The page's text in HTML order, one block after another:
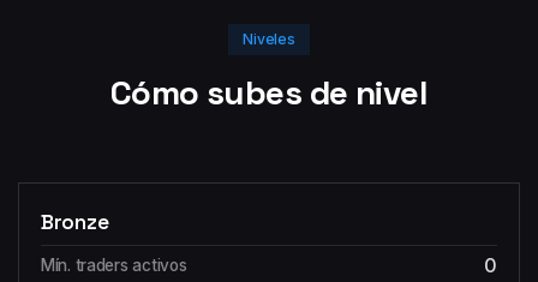
Niveles
Cómo subes de nivel
Bronze
0